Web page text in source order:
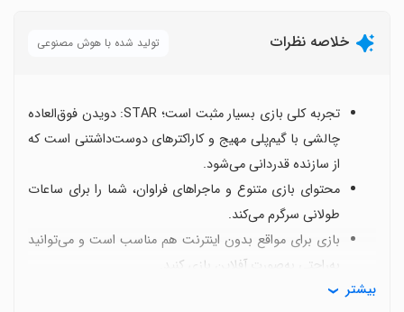
خلاصه نظرات تولید شده با هوش مصنوعی
تجربه کلی بازی بسیار مثبت است؛ STAR: دویدن فوق‌العاده
چالشی با گیم‌پلی مهیج و کاراکترهای دوست‌داشتنی است که
از سازنده قدردانی می‌شود.
محتوای بازی متنوع و ماجراهای فراوان، شما را برای ساعات
طولانی سرگرم می‌کند.
بازی برای مواقع بدون اینترنت هم مناسب است و می‌توانید
به‌راحتی به‌صورت آفلاین بازی کنید.
بهبودهای محبوب شامل اضافه شدن مپ‌های جدید و بخش بیشتر